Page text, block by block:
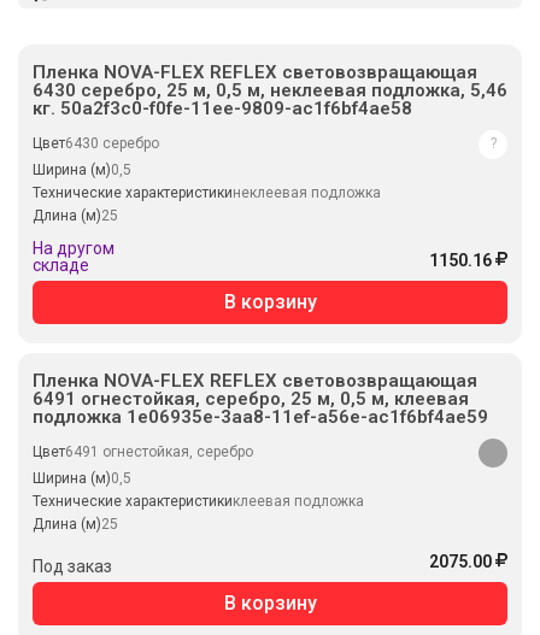
Пленка NOVA-FLEX REFLEX световозвращающая
6430 серебро, 25 м, 0,5 м, неклеевая подложка, 5,46
кг. 50a2f3c0-f0fe-11ee-9809-ac1f6bf4ae58
Цвет6430 серебро
?
Ширина (м)0,5
Технические характеристикинеклеевая подложка
Длина (м)25
На другом
складе
1150.16
В корзину
Пленка NOVA-FLEX REFLEX световозвращающая
6491 огнестойкая, серебро, 25 м, 0,5 м, клеевая
подложка 1e06935e-3aa8-11ef-a56e-ac1f6bf4ae59
Цвет6491 огнестойкая, серебро
Ширина (м)0,5
Технические характеристикиклеевая подложка
Длина (м)25
Под заказ 2075.00
В корзину